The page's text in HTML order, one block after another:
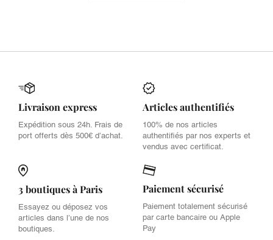
Livraison express
Expédition sous 24h. Frais de
port offerts dès 500€ d’achat.
Articles authentifiés
100% de nos articles
authentifiés par nos experts et
vendus avec certificat.
3 boutiques à Paris
Essayez ou déposez vos
articles dans l’une de nos
boutiques.
Paiement sécurisé
Paiement totalement sécurisé
par carte bancaire ou Apple
Pay